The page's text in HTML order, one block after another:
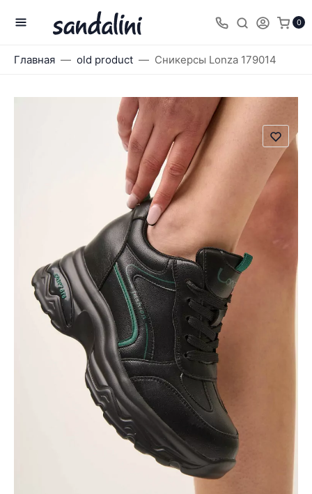
0
Главная old product Сникерсы Lonza 179014